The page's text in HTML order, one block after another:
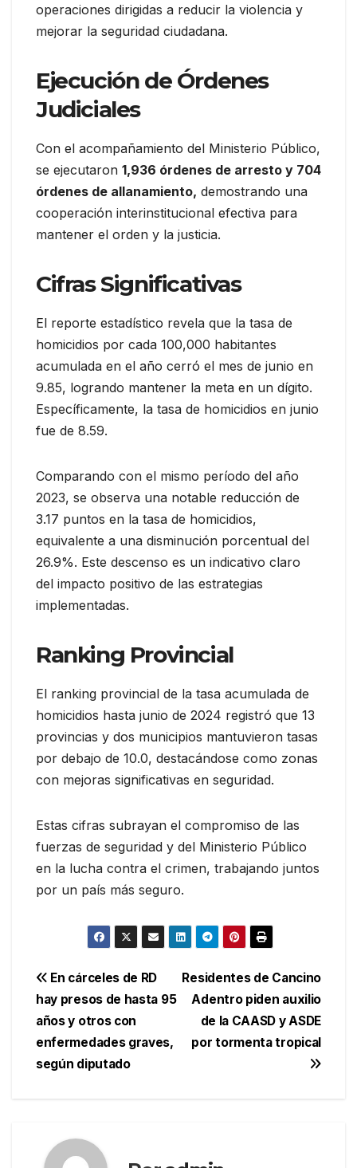
operaciones dirigidas a reducir la violencia y
mejorar la seguridad ciudadana.
Ejecución de Órdenes
Judiciales
Con el acompañamiento del Ministerio Público,
se ejecutaron 1,936 órdenes de arresto y 704
órdenes de allanamiento, demostrando una
cooperación interinstitucional efectiva para
mantener el orden y la justicia.
Cifras Significativas
El reporte estadístico revela que la tasa de
homicidios por cada 100,000 habitantes
acumulada en el año cerró el mes de junio en
9.85, logrando mantener la meta en un dígito.
Específicamente, la tasa de homicidios en junio
fue de 8.59.
Comparando con el mismo período del año
2023, se observa una notable reducción de
3.17 puntos en la tasa de homicidios,
equivalente a una disminución porcentual del
26.9%. Este descenso es un indicativo claro
del impacto positivo de las estrategias
implementadas.
Ranking Provincial
El ranking provincial de la tasa acumulada de
homicidios hasta junio de 2024 registró que 13
provincias y dos municipios mantuvieron tasas
por debajo de 10.0, destacándose como zonas
con mejoras significativas en seguridad.
Estas cifras subrayan el compromiso de las
fuerzas de seguridad y del Ministerio Público
en la lucha contra el crimen, trabajando juntos
por un país más seguro.
Navegación
de
entradas
Residentes de Cancino
Adentro piden auxilio
de la CAASD y ASDE
por tormenta tropical
En cárceles de RD
hay presos de hasta 95
años y otros con
enfermedades graves,
según diputado